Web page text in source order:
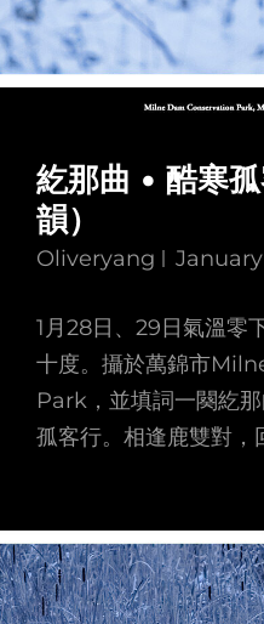
紇那曲 • 酷寒
韻）
Oliveryang
1月28日、29日氣溫零
十度。攝於萬錦市
Park，並填詞一闋紇
孤客行。相逢鹿雙對，